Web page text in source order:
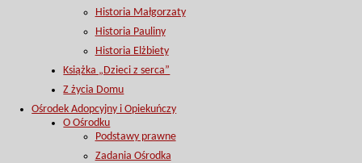
Historia Małgorzaty
Historia Pauliny
Historia Elżbiety
Książka „Dzieci z serca”
Z życia Domu
Ośrodek Adopcyjny i Opiekuńczy
O Ośrodku
Podstawy prawne
Zadania Ośrodka